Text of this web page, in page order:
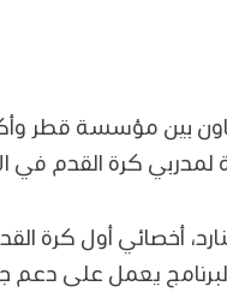
بين مؤسسة قطر
كرة القدم في
أخصائي أول كرة
يعمل على دعم